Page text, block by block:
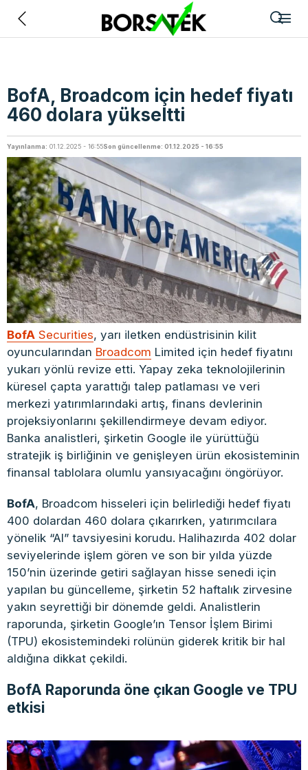
BofA, Broadcom için hedef fiyatı
460 dolara yükseltti
Yayınlanma: 01.12.2025 - 16:55Son güncellenme: 01.12.2025 - 16:55
BofA Securities, yarı iletken endüstrisinin kilit
oyuncularından Broadcom Limited için hedef fiyatını
yukarı yönlü revize etti. Yapay zeka teknolojilerinin
küresel çapta yarattığı talep patlaması ve veri
merkezi yatırımlarındaki artış, finans devlerinin
projeksiyonlarını şekillendirmeye devam ediyor.
Banka analistleri, şirketin Google ile yürüttüğü
stratejik iş birliğinin ve genişleyen ürün ekosisteminin
finansal tablolara olumlu yansıyacağını öngörüyor.
BofA, Broadcom hisseleri için belirlediği hedef fiyatı
400 dolardan 460 dolara çıkarırken, yatırımcılara
yönelik “Al” tavsiyesini korudu. Halihazırda 402 dolar
seviyelerinde işlem gören ve son bir yılda yüzde
150’nin üzerinde getiri sağlayan hisse senedi için
yapılan bu güncelleme, şirketin 52 haftalık zirvesine
yakın seyrettiği bir dönemde geldi. Analistlerin
raporunda, şirketin Google’ın Tensor İşlem Birimi
(TPU) ekosistemindeki rolünün giderek kritik bir hal
aldığına dikkat çekildi.
BofA Raporunda öne çıkan Google ve TPU
etkisi